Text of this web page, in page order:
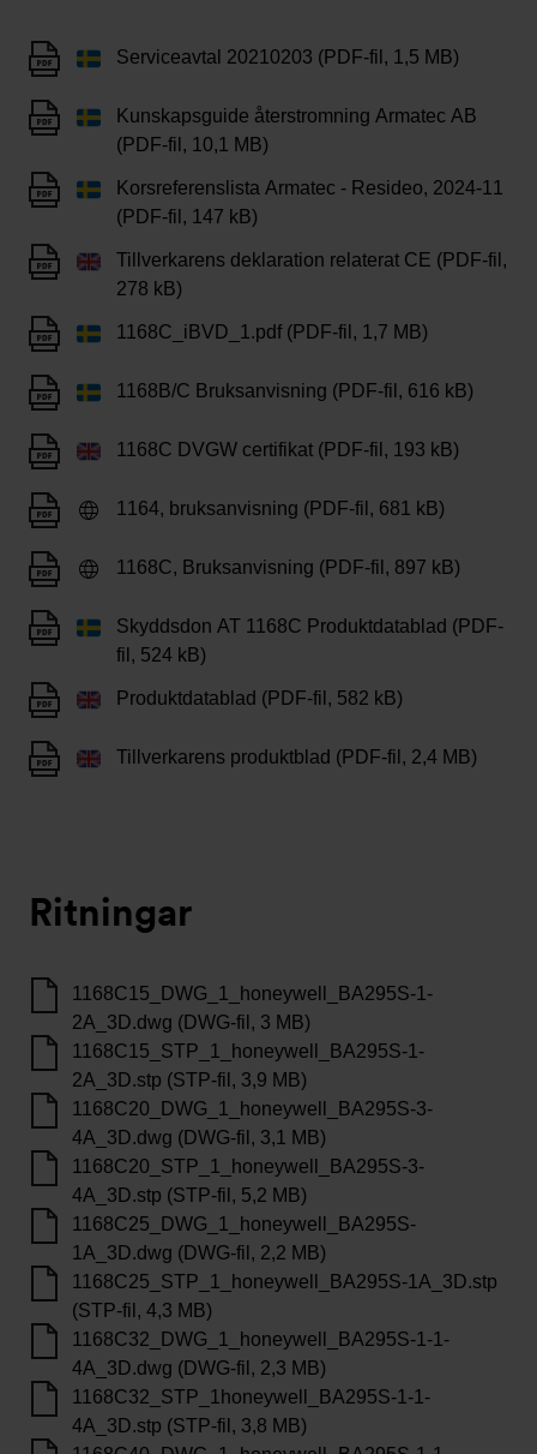
Serviceavtal 20210203 (PDF-fil, 1,5 MB)
Kunskapsguide återstromning Armatec AB
(PDF-fil, 10,1 MB)
Korsreferenslista Armatec - Resideo, 2024-11
(PDF-fil, 147 kB)
Tillverkarens deklaration relaterat CE (PDF-fil,
278 kB)
1168C_iBVD_1.pdf (PDF-fil, 1,7 MB)
1168B/C Bruksanvisning (PDF-fil, 616 kB)
1168C DVGW certifikat (PDF-fil, 193 kB)
1164, bruksanvisning (PDF-fil, 681 kB)
1168C, Bruksanvisning (PDF-fil, 897 kB)
Skyddsdon AT 1168C Produktdatablad (PDF-
fil, 524 kB)
Produktdatablad (PDF-fil, 582 kB)
Tillverkarens produktblad (PDF-fil, 2,4 MB)
Ritningar
1168C15_DWG_1_honeywell_BA295S-1-
2A_3D.dwg (DWG-fil, 3 MB)
1168C15_STP_1_honeywell_BA295S-1-
2A_3D.stp (STP-fil, 3,9 MB)
1168C20_DWG_1_honeywell_BA295S-3-
4A_3D.dwg (DWG-fil, 3,1 MB)
1168C20_STP_1_honeywell_BA295S-3-
4A_3D.stp (STP-fil, 5,2 MB)
1168C25_DWG_1_honeywell_BA295S-
1A_3D.dwg (DWG-fil, 2,2 MB)
1168C25_STP_1_honeywell_BA295S-1A_3D.stp
(STP-fil, 4,3 MB)
1168C32_DWG_1_honeywell_BA295S-1-1-
4A_3D.dwg (DWG-fil, 2,3 MB)
1168C32_STP_1honeywell_BA295S-1-1-
4A_3D.stp (STP-fil, 3,8 MB)